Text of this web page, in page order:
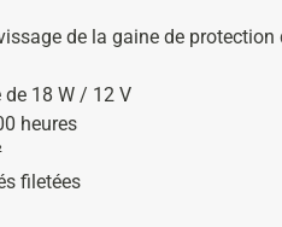
de la gaine de protection
18 W / 12 V
heures
filetées